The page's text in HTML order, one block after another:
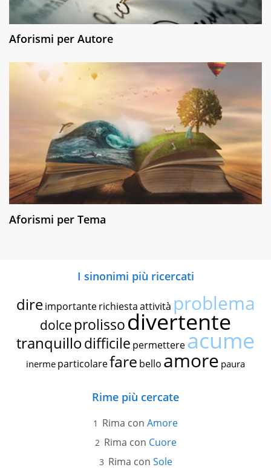
Aforismi per Autore
Aforismi per Tema
I sinonimi più ricercati
dire importante richiestaattività problema
dolce prolissodivertente
tranquillodifficile permettereacume
inerme particolarefare bello amore paura
Rime più cercate
Rima con Amore
Rima con Cuore
Rima con Sole